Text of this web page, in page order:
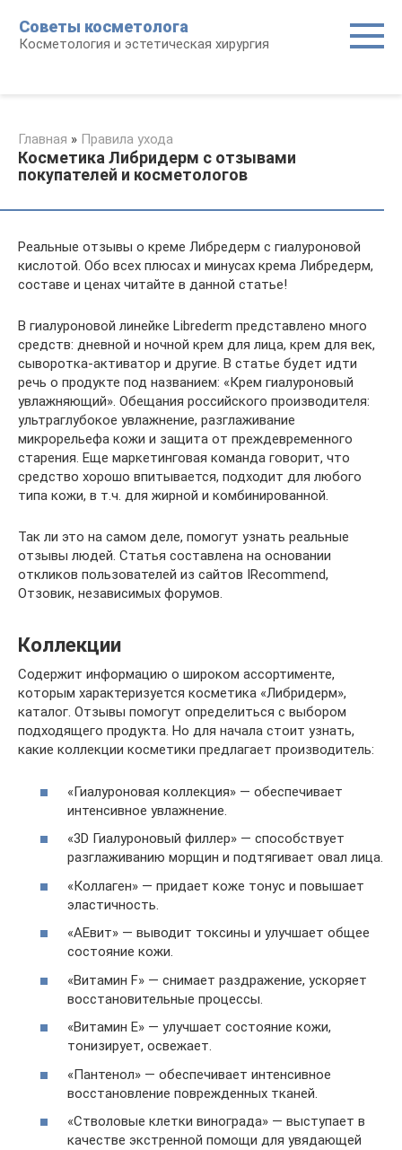
контенту
Советы косметолога
Косметология и эстетическая хирургия
Главная » Правила ухода
Косметика Либридерм с отзывами
покупателей и косметологов
Реальные отзывы о креме Либредерм с гиалуроновой
кислотой. Обо всех плюсах и минусах крема Либредерм,
составе и ценах читайте в данной статье!
В гиалуроновой линейке Librederm представлено много
средств: дневной и ночной крем для лица, крем для век,
сыворотка-активатор и другие. В статье будет идти
речь о продукте под названием: «Крем гиалуроновый
увлажняющий». Обещания российского производителя:
ультраглубокое увлажнение, разглаживание
микрорельефа кожи и защита от преждевременного
старения. Еще маркетинговая команда говорит, что
средство хорошо впитывается, подходит для любого
типа кожи, в т.ч. для жирной и комбинированной.
Так ли это на самом деле, помогут узнать реальные
отзывы людей. Статья составлена на основании
откликов пользователей из сайтов IRecommend,
Отзовик, независимых форумов.
Коллекции
Содержит информацию о широком ассортименте,
которым характеризуется косметика «Либридерм»,
каталог. Отзывы помогут определиться с выбором
подходящего продукта. Но для начала стоит узнать,
какие коллекции косметики предлагает производитель:
«Гиалуроновая коллекция» — обеспечивает
интенсивное увлажнение.
«3D Гиалуроновый филлер» — способствует
разглаживанию морщин и подтягивает овал лица.
«Коллаген» — придает коже тонус и повышает
эластичность.
«АЕвит» — выводит токсины и улучшает общее
состояние кожи.
«Витамин F» — снимает раздражение, ускоряет
восстановительные процессы.
«Витамин Е» — улучшает состояние кожи,
тонизирует, освежает.
«Пантенол» — обеспечивает интенсивное
восстановление поврежденных тканей.
«Стволовые клетки винограда» — выступает в
качестве экстренной помощи для увядающей